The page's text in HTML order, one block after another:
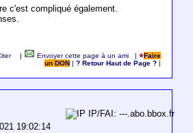
c'est compliqué également.
Envoyer cette page à un ami |
Faire
un DON
|? Retour Haut de Page ?
19:02:14
IP/FAI: ---.abo.bbox.fr